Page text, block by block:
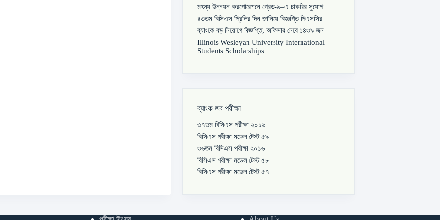
মৎস্য উন্নয়ন করপোরেশনে গ্রেড-৯–এ চাকরির সুযোগ
৪৩তম বিসিএস প্রিলির দিন জানিয়ে বিজ্ঞপ্তি পিএসসির
ব্যাংকে বড় নিয়োগে বিজ্ঞপ্তি, অফিসার নেবে ১৪৩৯ জন
Illinois Wesleyan University International
Students Scholarships
ব্যাংক জব পরীক্ষা
৩৭তম বিসিএস পরীক্ষা ২০১৬
বিসিএস পরীক্ষা মডেল টেস্ট ৫৯
৩৬তম বিসিএস পরীক্ষা ২০১৬
বিসিএস পরীক্ষা মডেল টেস্ট ৫৮
বিসিএস পরীক্ষা মডেল টেস্ট ৫৭